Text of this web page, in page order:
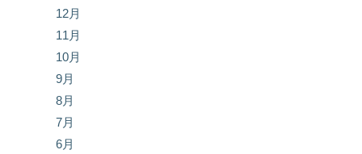
12月
11月
10月
9月
8月
7月
6月